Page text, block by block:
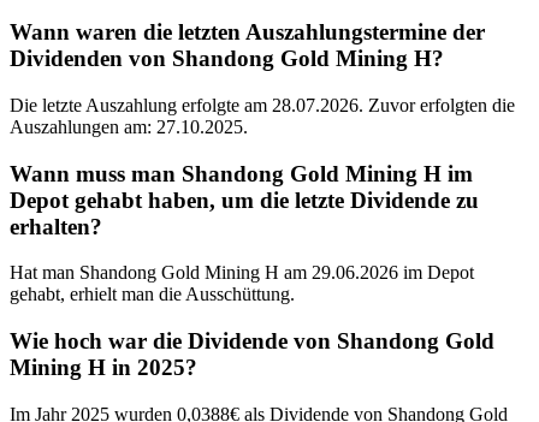
Wann waren die letzten Auszahlungstermine der
Dividenden von Shandong Gold Mining H?
Die letzte Auszahlung erfolgte am 28.07.2026. Zuvor erfolgten die
Auszahlungen am: 27.10.2025.
Wann muss man Shandong Gold Mining H im
Depot gehabt haben, um die letzte Dividende zu
erhalten?
Hat man Shandong Gold Mining H am 29.06.2026 im Depot
gehabt, erhielt man die Ausschüttung.
Wie hoch war die Dividende von Shandong Gold
Mining H in 2025?
Im Jahr 2025 wurden 0,0388€ als Dividende von Shandong Gold